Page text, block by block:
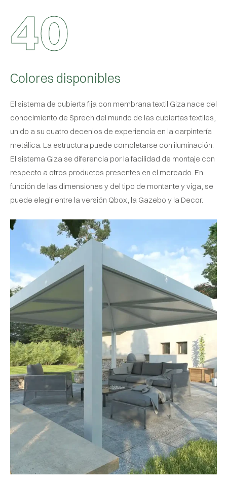
40
Colores disponibles
El sistema de cubierta fija con membrana textil Giza nace del
conocimiento de Sprech del mundo de las cubiertas textiles,
unido a su cuatro decenios de experiencia en la carpintería
metálica. La estructura puede completarse con iluminación.
El sistema Giza se diferencia por la facilidad de montaje con
respecto a otros productos presentes en el mercado. En
función de las dimensiones y del tipo de montante y viga, se
puede elegir entre la versión Qbox, la Gazebo y la Decor.